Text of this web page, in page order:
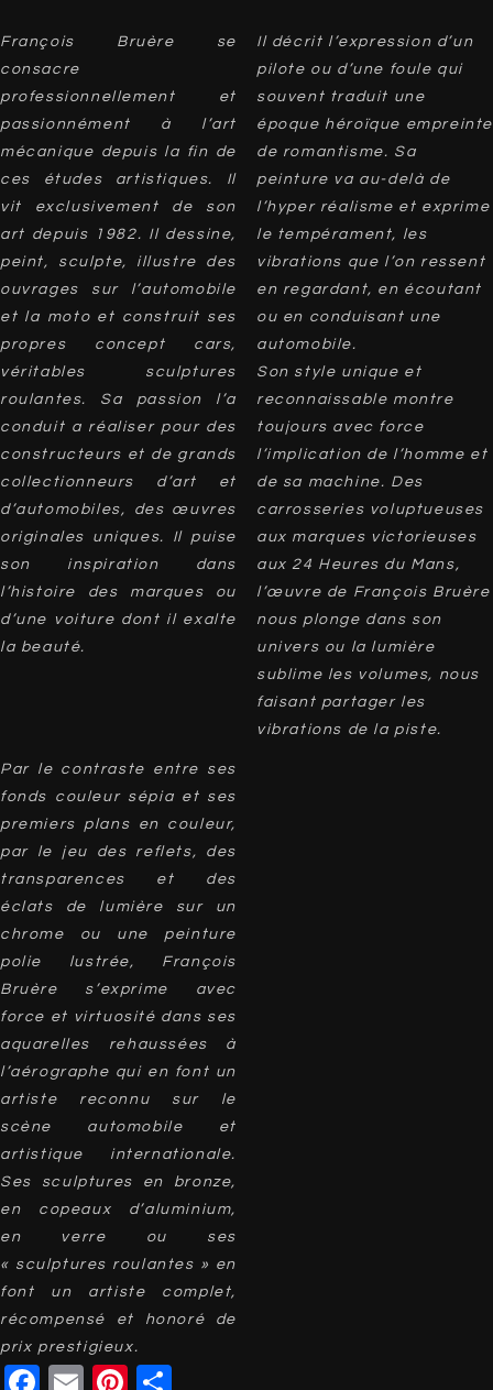
François Bruère se
consacre
professionnellement et
passionnément à l’art
mécanique depuis la fin de
ces études artistiques. Il
vit exclusivement de son
art depuis 1982. Il dessine,
peint, sculpte, illustre des
ouvrages sur l’automobile
et la moto et construit ses
propres concept cars,
véritables sculptures
roulantes. Sa passion l’a
conduit a réaliser pour des
constructeurs et de grands
collectionneurs d’art et
d’automobiles, des œuvres
originales uniques. Il puise
son inspiration dans
l’histoire des marques ou
d’une voiture dont il exalte
la beauté.
Il décrit l’expression d’un
pilote ou d’une foule qui
souvent traduit une
époque héroïque empreinte
de romantisme. Sa
peinture va au-delà de
l’hyper réalisme et exprime
le tempérament, les
vibrations que l’on ressent
en regardant, en écoutant
ou en conduisant une
automobile.
Son style unique et
reconnaissable montre
toujours avec force
l’implication de l’homme et
de sa machine. Des
carrosseries voluptueuses
aux marques victorieuses
aux 24 Heures du Mans,
l’œuvre de François Bruère
nous plonge dans son
univers ou la lumière
sublime les volumes, nous
faisant partager les
vibrations de la piste.
Par le contraste entre ses
fonds couleur sépia et ses
premiers plans en couleur,
par le jeu des reflets, des
transparences et des
éclats de lumière sur un
chrome ou une peinture
polie lustrée, François
Bruère s’exprime avec
force et virtuosité dans ses
aquarelles rehaussées à
l’aérographe qui en font un
artiste reconnu sur le
scène automobile et
artistique internationale.
Ses sculptures en bronze,
en copeaux d’aluminium,
en verre ou ses
« sculptures roulantes » en
font un artiste complet,
récompensé et honoré de
prix prestigieux.
Facebook
EmailPinterest